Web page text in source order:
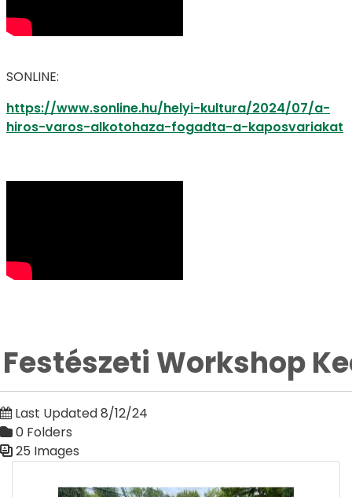
SONLINE:
https://www.sonline.hu/helyi-kultura/2024/07/a-
hiros-varos-alkotohaza-fogadta-a-kaposvariakat
Festészeti Workshop
Last Updated 8/12/24
0 Folders
25 Images